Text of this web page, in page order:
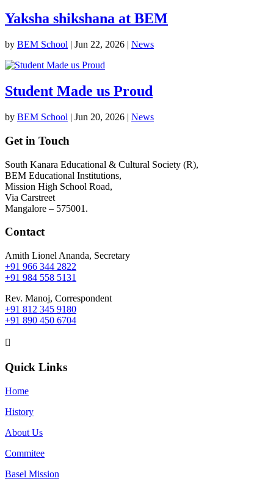
Yaksha shikshana at BEM
by BEM School | Jun 22, 2026 | News
Student Made us Proud
by BEM School | Jun 20, 2026 | News
Get in Touch
South Kanara Educational & Cultural Society (R),
BEM Educational Institutions,
Mission High School Road,
Via Carstreet
Mangalore – 575001.
Contact
Amith Lionel Ananda, Secretary
+91 966 344 2822
+91 984 558 5131
Rev. Manoj, Correspondent
+91 812 345 9180
+91 890 450 6704

Quick Links
Home
History
About Us
Commitee
Basel Mission